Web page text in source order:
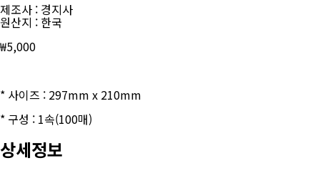
제조사 : 경지사
원산지 : 한국
₩5,000
* 사이즈 : 297mm x 210mm
* 구성 : 1속(100매)
상세정보